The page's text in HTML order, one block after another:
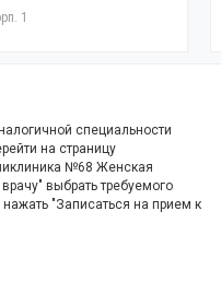
1
специальности
на страницу
№68 Женская
выбрать требуемого
нажать "Записаться на прием к